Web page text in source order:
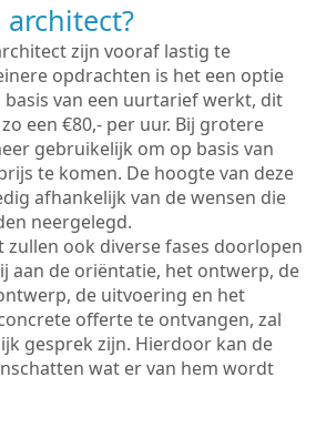
zijn vooraf lastig te
opdrachten is het een optie
van een uurtarief werkt, dit
een €80,- per uur. Bij grotere
gebruikelijk om op basis van
te komen. De hoogte van deze
afhankelijk van de wensen die
neergelegd.
zullen ook diverse fases doorlopen
aan de oriëntatie, het ontwerp, de
de uitvoering en het
offerte te ontvangen, zal
gesprek zijn. Hierdoor kan de
wat er van hem wordt